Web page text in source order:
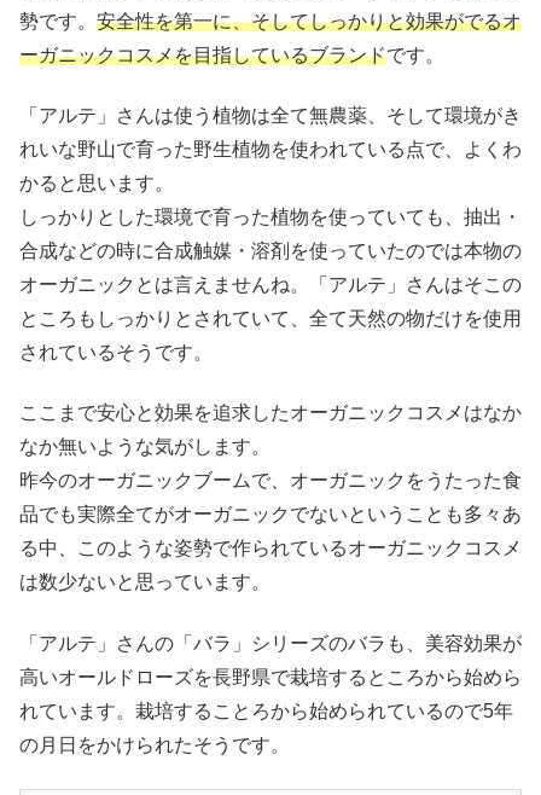
勢です。 安全性を第一に、そしてしっかりと効果がでるオ
ーガニックコスメを目指しているブランドです。
「アルテ」さんは使う植物は全て無農薬、そして環境がき
れいな野山で育った野生植物を使われている点で、よくわ
かると思います。
しっかりとした環境で育った植物を使っていても、抽出・
合成などの時に合成触媒・溶剤を使っていたのでは本物の
オーガニックとは言えませんね。「アルテ」さんはそこの
ところもしっかりとされていて、全て天然の物だけを使用
されているそうです。
ここまで安心と効果を追求したオーガニックコスメはなか
なか無いような気がします。
昨今のオーガニックブームで、オーガニックをうたった食
品でも実際全てがオーガニックでないということも多々あ
る中、このような姿勢で作られているオーガニックコスメ
は数少ないと思っています。
「アルテ」さんの「バラ」シリーズのバラも、美容効果が
高いオールドローズを長野県で栽培するところから始めら
れています。栽培することろから始められているので5年
の月日をかけられたそうです。